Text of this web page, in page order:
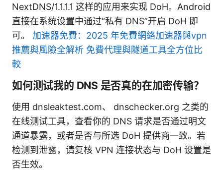
NextDNS/1.1.1.1 这样的应用来实现 DoH。Android
直接在系统设置中通过“私有 DNS”开启 DoH 即
可。 加速器免費：2025 年免費網絡加速器與vpn
推薦與風險全解析 免費代理與隧道工具全方位比
較
如何测试我的 DNS 是否真的在加密传输？
使用 dnsleaktest.com、 dnschecker.org 之类的
在线测试工具，查看你的 DNS 请求是否通过明文
通道暴露，或者是否与所选 DoH 提供商一致。若
检测到泄露，请复核 VPN 连接状态与 DoH 设置是
否生效。